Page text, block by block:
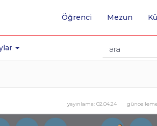
Öğrenci Mezun
yayınlama: 02.04.24